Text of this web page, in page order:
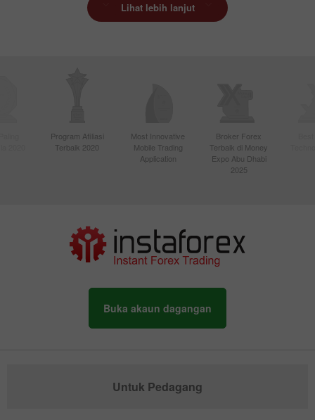
Lihat lebih lanjut
Program Afiliasi
Terbaik 2020
Most Innovative
Mobile Trading
Application
Broker Forex
Terbaik di Money
Expo Abu Dhabi
2025
Buka akaun dagangan
Untuk Pedagang